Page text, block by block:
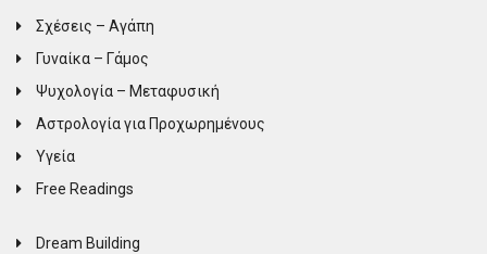
Σχέσεις – Αγάπη
Γυναίκα – Γάμος
Ψυχολογία – Μεταφυσική
Αστρολογία για Προχωρημένους
Υγεία
Free Readings
Dream Building